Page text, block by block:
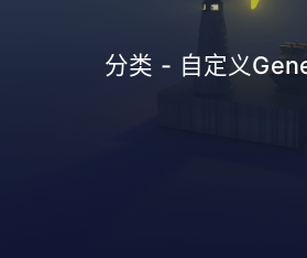
分类 - 自定义